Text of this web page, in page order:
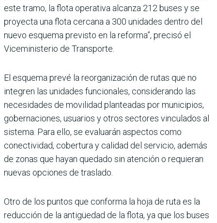
este tramo, la flota ope­rativa alcanza 212 buses y se
proyecta una flota cercana a 300 unidades dentro del
nuevo esquema previsto en la reforma”, precisó el
Vicemi­nisterio de Transporte.
El esquema prevé la reor­ganización de rutas que no
integren las unidades fun­cionales, considerando las
necesidades de movilidad planteadas por municipios,
gobernaciones, usuarios y otros sectores vinculados al
sistema. Para ello, se evalua­rán aspectos como
conectivi­dad, cobertura y calidad del servicio, además
de zonas que hayan quedado sin atención o requieran
nuevas opciones de traslado.
Otro de los puntos que con­forma la hoja de ruta es la
reducción de la antigüe­dad de la flota, ya que los buses